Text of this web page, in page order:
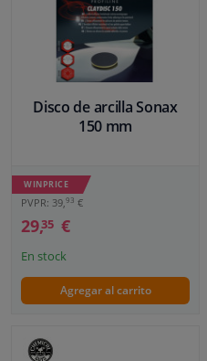
Disco de arcilla Sonax
150 mm
WINPRICE
PVPR: 39,93 €
29,35 €
En stock
Agregar al carrito